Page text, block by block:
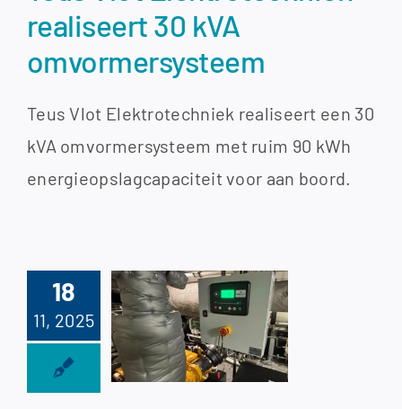
realiseert 30 kVA
omvormersysteem
Teus Vlot Elektrotechniek realiseert een 30
kVA omvormersysteem met ruim 90 kWh
energieopslagcapaciteit voor aan boord.
18
11, 2025
en
van een
V John